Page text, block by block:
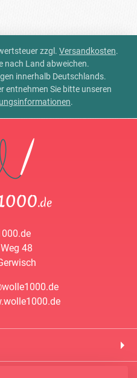
zzgl. Versandkosten.
nach Land abweichen.
innerhalb Deutschlands.
entnehmen Sie bitte unseren
.
48